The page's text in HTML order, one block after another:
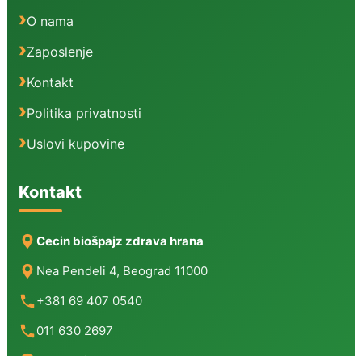
O nama
Zaposlenje
Kontakt
Politika privatnosti
Uslovi kupovine
Kontakt
Cecin biošpajz zdrava hrana
Nea Pendeli 4, Beograd 11000
+381 69 407 0540
011 630 2697